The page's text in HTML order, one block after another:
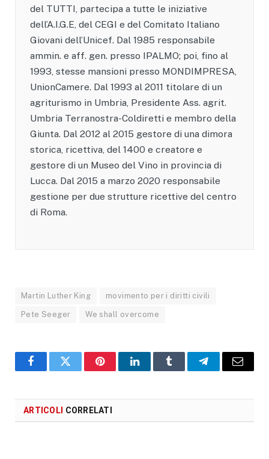
del TUTTI, partecipa a tutte le iniziative
dell’A.I.G.E, del CEGI e del Comitato Italiano
Giovani dell’Unicef. Dal 1985 responsabile
ammin. e aff. gen. presso IPALMO; poi, fino al
1993, stesse mansioni presso MONDIMPRESA,
UnionCamere. Dal 1993 al 2011 titolare di un
agriturismo in Umbria, Presidente Ass. agrit.
Umbria Terranostra-Coldiretti e membro della
Giunta. Dal 2012 al 2015 gestore di una dimora
storica, ricettiva, del 1400 e creatore e
gestore di un Museo del Vino in provincia di
Lucca. Dal 2015 a marzo 2020 responsabile
gestione per due strutture ricettive del centro
di Roma.
Martin Luther King movimento per i diritti civili
Pete Seeger We shall overcome
Facebook
X PinterestLinkedInTumblr TelegramEmail
ARTICOLI CORRELATI